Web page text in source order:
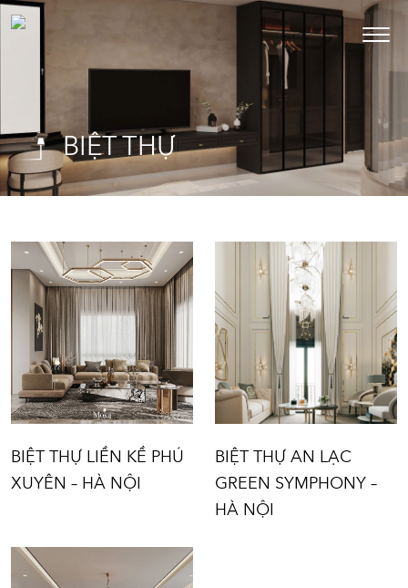
BIỆT THỰ
BIỆT THỰ
LIỀN KỀ PHÚ
XUYÊN – HÀ
NỘI
Diện tích:
200m2
- Hà Nội
BIỆT THỰ LIỀN KỀ PHÚ
XUYÊN – HÀ NỘI
BIỆT THỰ
AN LẠC
GREEN
SYMPHONY
– HÀ NỘI
Diện tích:
BIỆT THỰ AN LẠC
GREEN SYMPHONY –
HÀ NỘI